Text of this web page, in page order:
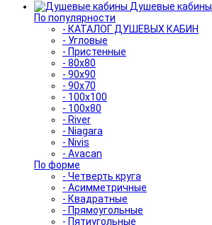
Душевые кабины
По популярности
- КАТАЛОГ ДУШЕВЫХ КАБИН
- Угловые
- Пристенные
- 80x80
- 90x90
- 90x70
- 100x100
- 100x80
- River
- Niagara
- Nivis
- Avacan
По форме
- Четверть круга
- Асимметричные
- Квадратные
- Прямоугольные
- Пятиугольные